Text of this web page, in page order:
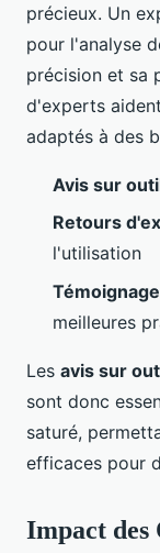
précieux. Un
pour l'analyse
précision et sa
d'experts
adaptés à des
Avis sur
Retours
l'utilisation
meilleures
Les avis sur
sont donc
saturé,
efficaces pour
Impact des